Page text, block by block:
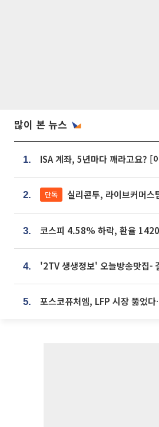
많이 본 뉴스
1. ISA 계좌, 5년마다 깨라고요? [
2. 단독 실리콘투, 라이브커머스팀 신설…K뷰티 ‘글
3. 코스피 4.58% 하락, 환율
4.
5.